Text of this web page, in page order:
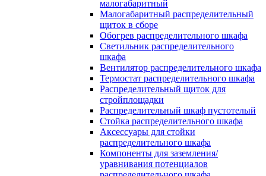
малогабаритный
Малогабаритный распределительный
щиток в сборе
Обогрев распределительного шкафа
Светильник распределительного
шкафа
Вентилятор распределительного шкафа
Термостат распределительного шкафа
Распределительный щиток для
стройплощадки
Распределительный шкаф пустотелый
Стойка распределительного шкафа
Аксессуары для стойки
распределительного шкафа
Компоненты для заземления/
уравнивания потенциалов